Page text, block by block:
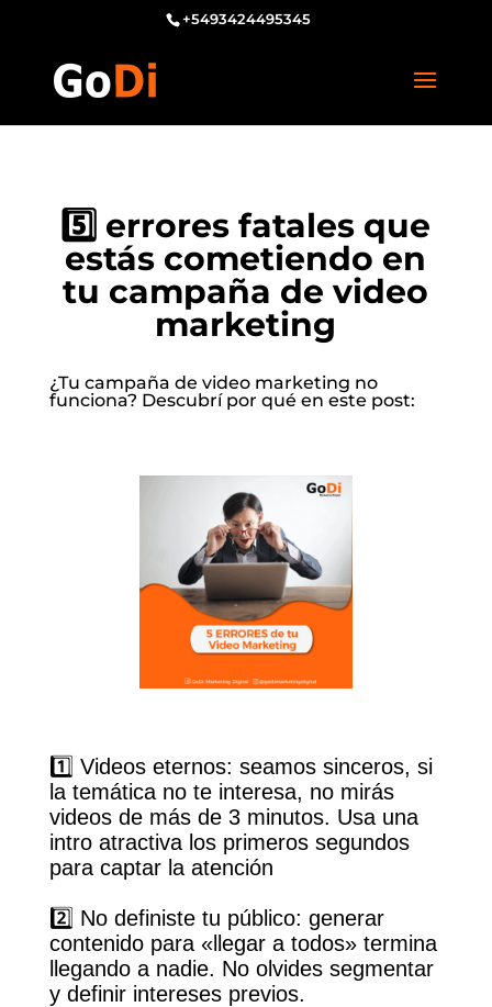
+5493424495345
5️⃣ errores fatales que
estás cometiendo en
tu campaña de video
marketing
¿Tu campaña de video marketing no
funciona? Descubrí por qué en este post:
1️⃣ Videos eternos: seamos sinceros, si
la temática no te interesa, no mirás
videos de más de 3 minutos. Usa una
intro atractiva los primeros segundos
para captar la atención
2️⃣ No definiste tu público: generar
contenido para «llegar a todos» termina
llegando a nadie. No olvides segmentar
y definir intereses previos.